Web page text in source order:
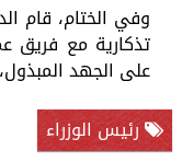
وفي الختام، قام
تذكارية مع فريق
على الجهد
رئيس الوزراء